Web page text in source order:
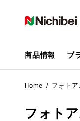
商品情報 ブ
Home フォトア
フォト